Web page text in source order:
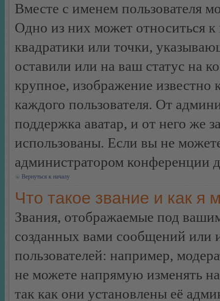
Вместе с именем пользователя
Одно из них может относиться
квадратики или точки,
оставили или на ваш статус на
крупное, изображение известно
каждого пользователя. От
поддержка аватар, и от него же
использованы. Если вы не
администратором конференции
Вернуться к началу
Что такое звание и как я
Звания, отображаемые под
созданных вами сообщений
пользователей: например,
не можете напрямую изменять
так как они установлены её